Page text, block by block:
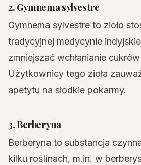
2. Gymnema sylvestre
Gymnema sylvestre to zioło
tradycyjnej medycynie
zmniejszać wchłanianie
Użytkownicy tego zioła
apetytu na słodkie pokarmy.
3. Berberyna
Berberyna to substancja
kilku roślinach, m.in. w